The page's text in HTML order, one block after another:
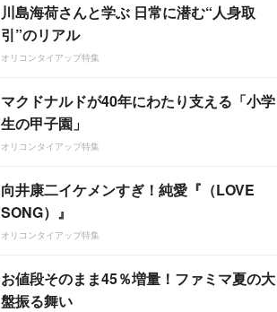
川島海荷さんと学ぶ 日常に潜む“人身取
引”のリアル
オリコンタイアップ特集
マクドナルドが40年にわたり支える「小学
生の甲子園」
オリコンタイアップ特集
向井康二イケメンすぎ！純愛『（LOVE
SONG）』
オリコンタイアップ特集
お値段そのまま45％増量！ファミマ夏の大
盤振る舞い